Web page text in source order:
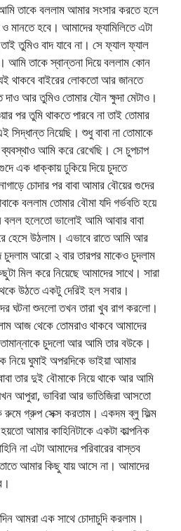
তাকে বললাম আমার সংসার করতে হলে
মানতে হবে। আমাদের ফ্যামিলিতে এটা
তুমিও বাদ যাবে না। সে ফ্যাল ফ্যাল
আমি তাকে স্বান্তনা দিয়ে বললাম কোন
থাকবে বাইরের লোকতো আর জানতে
দাও আর তুমিও তোমার যৌন ক্ষুদা মেটাও।
পর তুমি থাকতে পারবে না তাই তোমার
সিদ্ধান্ত নিয়েছি। শুধু বাবা না তোমাকে
আমি করে রেখেছি। সে চুপচাপ
এক ধাক্কায় ঢুকিয়ে দিয়ে চুদতে
চোদার পর বাবা আমার বৌয়ের গুদের
বললাম তোমার বৌমা যদি গর্ভবতি হয়ে
বলল হলেতো ভালোই আমি আবার বাবা
হেসে উঠলাম। এভাবে রাতে আমি আর
চুদলাম আরো ২ বার তারপর মাকেও চুদলাম
মিল করে নিয়েছে আমাদের সাথে। সারা
উঠতে একটু দেরিই হল সবার।
ঘটনা শুনলো তখন তারা খুব রাগ করলো।
আজ থেকে তোমরাও থাকবে আমাদের
চুদলো আর আমি তার বউকে।
ঘুমাই অপরদিকে ভাইয়া আমার
তার দুই বৌমাকে নিয়ে থাকে আর আমি
আপুরা, ভাবিরা আর ভাতিজিরা আসতো
গ্রুপ সেক্স করতাম। একদম ব্লু ফিল্ম
আমার কাহিনিটাকে একটা কাল্পনিক
না এটা আমাদের পরিবারের বাস্তব
আমার কিছু যায় আসে না। আমাদের
আমরা এক সাথে চোদাচুদি করলাম।